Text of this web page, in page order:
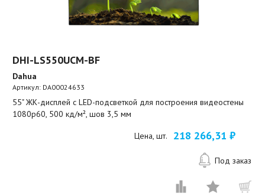
DHI-LS550UCM-BF
Dahua
Артикул: DA00024633
55" ЖК-дисплей с LED-подсветкой для построения видеостены
1080p60, 500 кд/м², шов 3,5 мм
Цена, шт. 218 266,31 ₽
Под заказ